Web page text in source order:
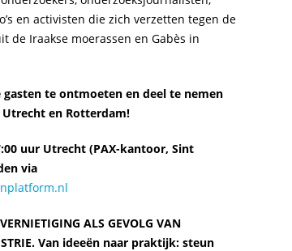
en activisten die zich verzetten tegen de
de Iraakse moerassen en Gabès in
te ontmoeten en deel te nemen
en Rotterdam!
uur Utrecht (PAX-kantoor, Sint
via
ALS GEVOLG VAN
Van ideeën naar praktijk: steun